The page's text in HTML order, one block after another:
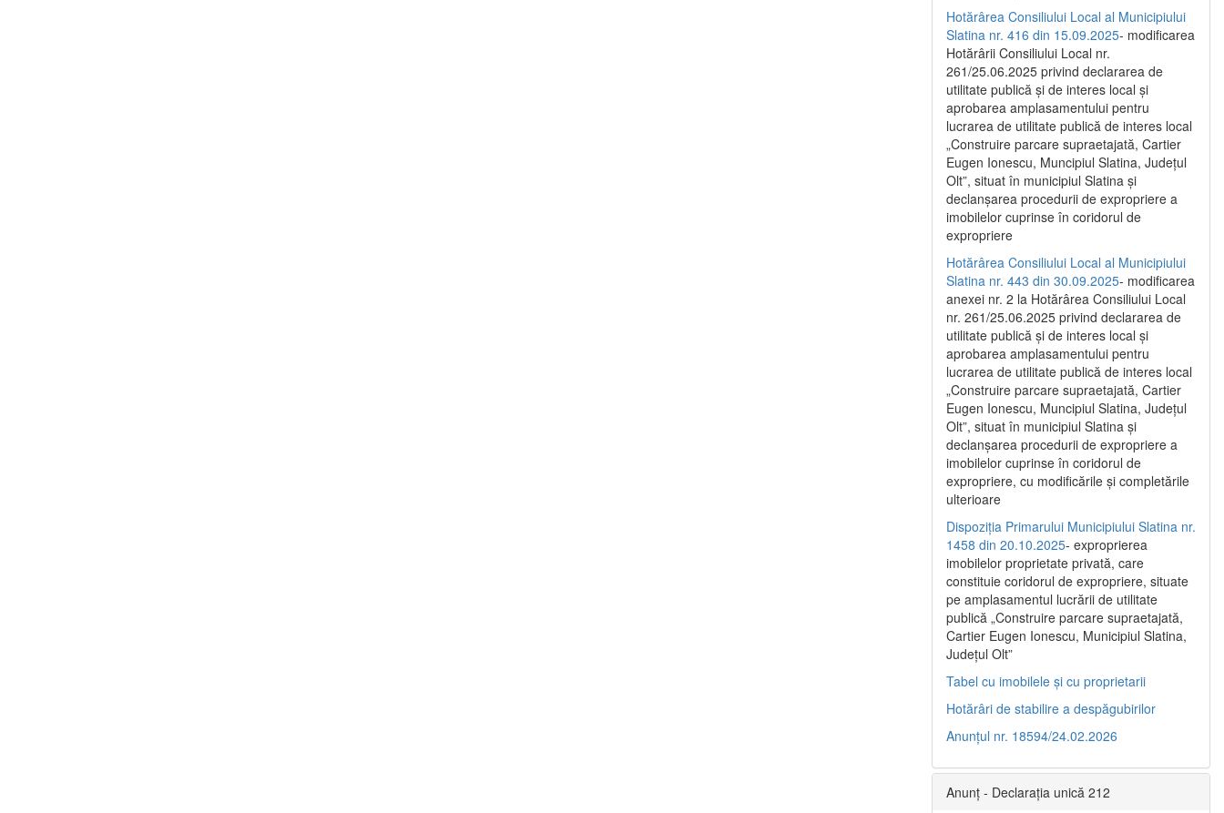
Hotărârea Consiliului Local al Municipiului
Slatina nr. 416 din 15.09.2025- modificarea
Hotărârii Consiliului Local nr.
261/25.06.2025 privind declararea de
utilitate publică și de interes local și
aprobarea amplasamentului pentru
lucrarea de utilitate publică de interes local
„Construire parcare supraetajată, Cartier
Eugen Ionescu, Muncipiul Slatina, Județul
Olt”, situat în municipiul Slatina și
declanșarea procedurii de expropriere a
imobilelor cuprinse în coridorul de
expropriere
Hotărârea Consiliului Local al Municipiului
Slatina nr. 443 din 30.09.2025- modificarea
anexei nr. 2 la Hotărârea Consiliului Local
nr. 261/25.06.2025 privind declararea de
utilitate publică şi de interes local şi
aprobarea amplasamentului pentru
lucrarea de utilitate publică de interes local
„Construire parcare supraetajată, Cartier
Eugen Ionescu, Muncipiul Slatina, Judeţul
Olt”, situat în municipiul Slatina şi
declanşarea procedurii de expropriere a
imobilelor cuprinse în coridorul de
expropriere, cu modificările şi completările
ulterioare
Dispoziția Primarului Municipiului Slatina nr.
1458 din 20.10.2025- exproprierea
imobilelor proprietate privată, care
constituie coridorul de expropriere, situate
pe amplasamentul lucrării de utilitate
publică „Construire parcare supraetajată,
Cartier Eugen Ionescu, Municipiul Slatina,
Județul Olt”
Tabel cu imobilele și cu proprietarii
Hotărâri de stabilire a despăgubirilor
Anunțul nr. 18594/24.02.2026
Anunț - Declarația unică 212